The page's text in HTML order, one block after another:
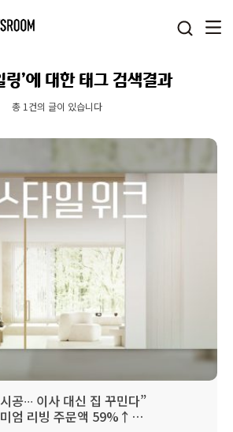
링’에 대한 태그 검색결과
총 1건의 글이 있습니다
공∙∙∙ 이사 대신 집 꾸민다”
엄 리빙 주문액 59%↑